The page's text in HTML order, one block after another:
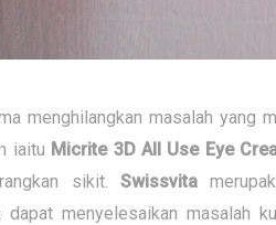
menghilangkan masalah yang
iaitu Micrite 3D All Use Eye
sikit. Swissvita
dapat menyelesaikan masalah